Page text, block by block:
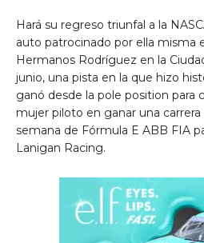
Hará su regreso triunfal a la
auto patrocinado por ella misma
Hermanos Rodríguez en la
junio, una pista en la que hizo
ganó desde la pole position para
mujer piloto en ganar una
semana de Fórmula E ABB FIA
Lanigan Racing.